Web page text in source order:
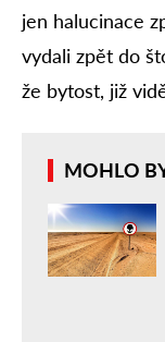
jen halucinace
vydali zpět do
že bytost, již
MOHLO